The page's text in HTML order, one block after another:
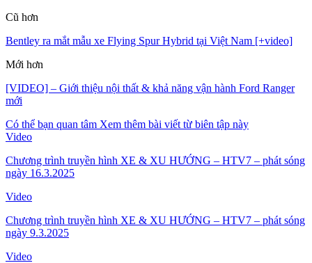
Cũ hơn
Bentley ra mắt mẫu xe Flying Spur Hybrid tại Việt Nam [+video]
Mới hơn
[VIDEO] – Giới thiệu nội thất & khả năng vận hành Ford Ranger
mới
Có thể bạn quan tâm Xem thêm bài viết từ biên tập này
Video
Chương trình truyền hình XE & XU HƯỚNG – HTV7 – phát sóng
ngày 16.3.2025
Video
Chương trình truyền hình XE & XU HƯỚNG – HTV7 – phát sóng
ngày 9.3.2025
Video